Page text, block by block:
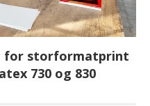
for storformatprint
730 og 830